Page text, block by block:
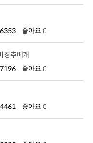
좋아요 0
경추베개
좋아요 0
좋아요 0